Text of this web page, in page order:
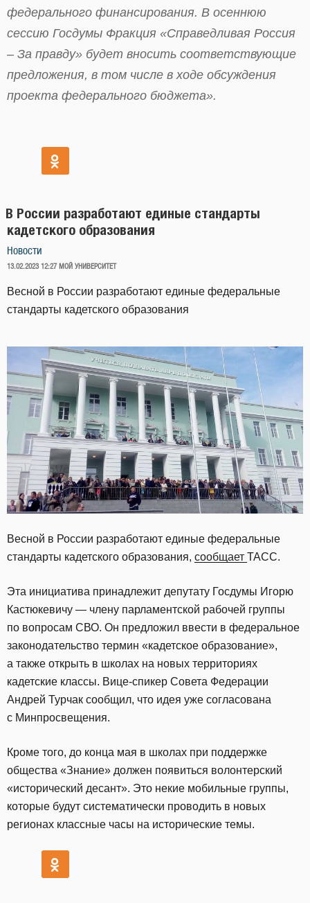
федерального финансирования. В осеннюю
сессию Госдумы Фракция «Справедливая Россия
– За правду» будет вносить соответствующие
предложения, в том числе в ходе обсуждения
проекта федерального бюджета».
В России разработают единые стандарты
кадетского образования
Новости
ОПУБЛИКОВАНО
13.02.2023 12:27 МОЙ УНИВЕРСИТЕТ
Весной в России разработают единые федеральные
стандарты кадетского образования
Весной в России разработают единые федеральные
стандарты кадетского образования, сообщает ТАСС.
Эта инициатива принадлежит депутату Госдумы Игорю
Кастюкевичу — члену парламентской рабочей группы
по вопросам СВО. Он предложил ввести в федеральное
законодательство термин «кадетское образование»,
а также открыть в школах на новых территориях
кадетские классы. Вице-спикер Совета Федерации
Андрей Турчак сообщил, что идея уже согласована
с Минпросвещения.
Кроме того, до конца мая в школах при поддержке
общества «Знание» должен появиться волонтерский
«исторический десант». Это некие мобильные группы,
которые будут систематически проводить в новых
регионах классные часы на исторические темы.